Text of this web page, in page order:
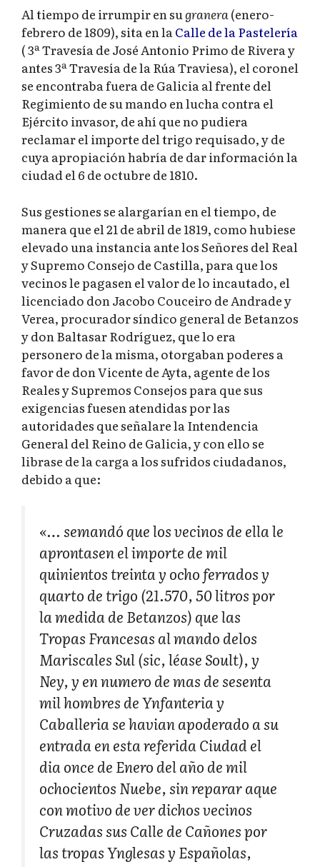
Al tiempo de irrumpir en sugranera(enero-
febrero de 1809), sita en laCalle de la Pastelería
( 3ª Travesía de José Antonio Primo de Rivera y
antes 3ª Travesía de la Rúa Traviesa), el coronel
se encontraba fuera de Galicia al frente del
Regimiento de su mando en lucha contra el
Ejército invasor, de ahí que no pudiera
reclamar el importe del trigo requisado, y de
cuya apropiación habría de dar información la
ciudad el 6 de octubre de 1810.
Sus gestiones se alargarían en el tiempo, de
manera que el 21 de abril de 1819, como hubiese
elevado una instancia ante los Señores del Real
y Supremo Consejo de Castilla, para que los
vecinos le pagasen el valor de lo incautado, el
licenciado don Jacobo Couceiro de Andrade y
Verea, procurador síndico general de Betanzos
y don Baltasar Rodríguez, que lo era
personero de la misma, otorgaban poderes a
favor de don Vicente de Ayta, agente de los
Reales y Supremos Consejos para que sus
exigencias fuesen atendidas por las
autoridades que señalare la Intendencia
General del Reino de Galicia, y con ello se
librase de la carga a los sufridos ciudadanos,
debido a que:
«… semandó que los vecinos de ella le
aprontasen el importe de mil
quinientos treinta y ocho ferrados y
quarto de trigo (21.570, 50 litros por
la medida de Betanzos) que las
Tropas Francesas al mando delos
Mariscales Sul (sic, léase Soult), y
Ney, y en numero de mas de sesenta
mil hombres de Ynfanteria y
Caballeria se havian apoderado a su
entrada en esta referida Ciudad el
dia once de Enero del año de mil
ochocientos Nuebe, sin reparar aque
con motivo de ver dichos vecinos
Cruzadas sus Calle de Cañones por
las tropas Ynglesas y Españolas,